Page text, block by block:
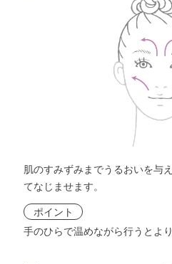
肌のすみずみまでうるおいを与
てなじませます。
ポイント
手のひらで温めながら行うとよ